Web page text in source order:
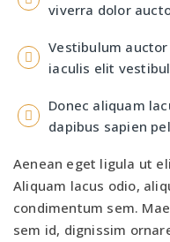
viverra dolor
Vestibulum
iaculis elit
Donec aliquam
dapibus sapien
Aenean eget ligula ut
Aliquam lacus odio,
condimentum sem.
sem id, dignissim